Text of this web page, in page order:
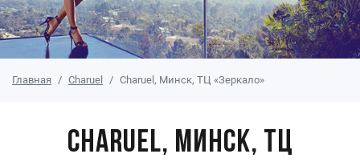
Главная Charuel Charuel, Минск, ТЦ «Зеркало»
Charuel, Минск, ТЦ